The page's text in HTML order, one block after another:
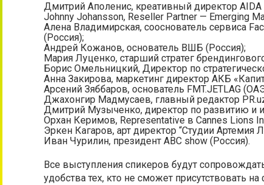
Дмитрий Аполенис, креативный директор AIDA
Johnny Johansson, Reseller Partner — Emerging
Алена Владимирская, сооснователь сервиса
(Россия);
Андрей Кожанов, основатель ВШБ (Россия);
Мария Луценко, старший стратег
Борис Омельницкий, Директор по
Анна Закирова, маркетинг директор АКБ
Арсений Зяббаров, основатель FMT.JETLAG
Джахонгир Мадмусаев, главный редактор
Дмитрий Музыченко, директор по развитию и
Орхан Керимов, Representative в Cannes Lions
Эркен Кагаров, арт директор “Студии Артемия
Иван Чурилин, президент ABC show (Россия).
Все выступления спикеров будут
удобства тех, кто не сможет присутствовать